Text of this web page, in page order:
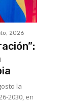
2026
la
2030, en